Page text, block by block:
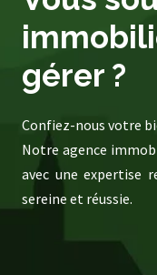
gérer ?
Confiez-nous votre
Notre agence
avec une expertise
sereine et réussie.